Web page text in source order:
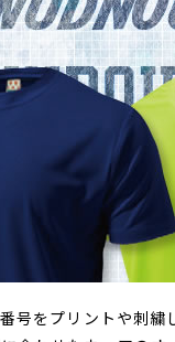
号をプリントや刺繍